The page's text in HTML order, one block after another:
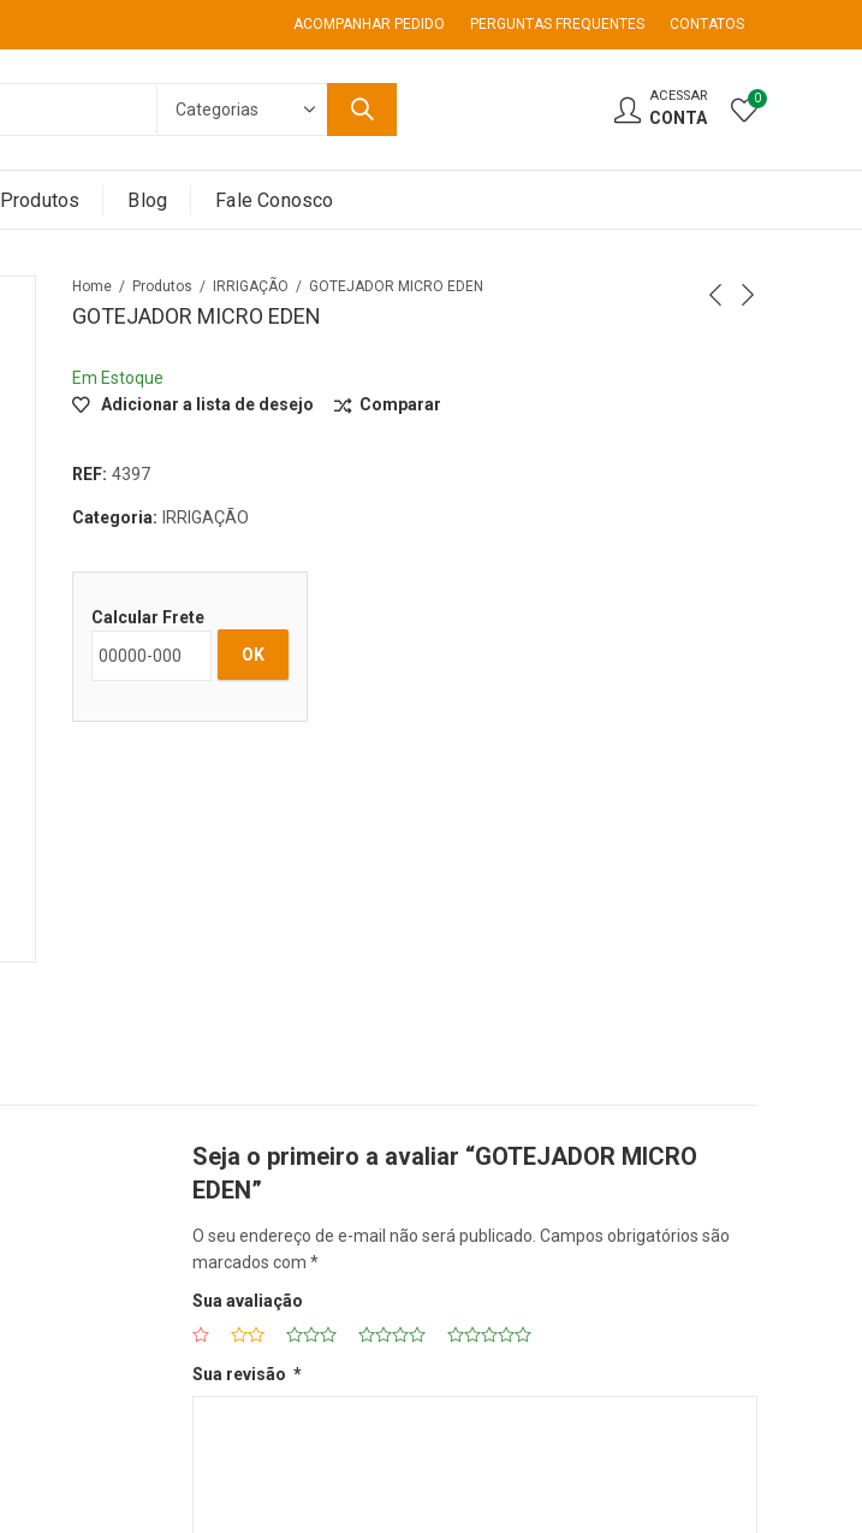
ACOMPANHAR PEDIDO PERGUNTAS FREQUENTES CONTATOS
ACESSAR
CONTA
0
Produtos Blog Fale Conosco
Home Produtos IRRIGAÇÃO GOTEJADOR MICRO EDEN
GOTEJADOR MICRO EDEN
Em Estoque
Adicionar a lista de desejo
Comparar
REF: 4397
Categoria: IRRIGAÇÃO
Calcular Frete
OK
Seja o primeiro a avaliar “GOTEJADOR MICRO
EDEN”
O seu endereço de e-mail não será publicado. Campos obrigatórios são
marcados com *
Sua avaliação
Sua revisão *